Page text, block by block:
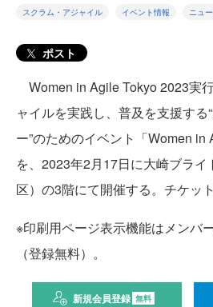
スクラム・アジャイル イベント情報 ニュ
ポスト
Women in Agile Tokyo 2023実
ャイルを実践し、普及を支援する
ー”のためのイベント「Women in
を、2023年2月17日に大崎ブライ
区）の3階にて開催する。チケッ
※印刷用ページ表示機能はメンバ
（登録無料）。
新規会員登録 無料